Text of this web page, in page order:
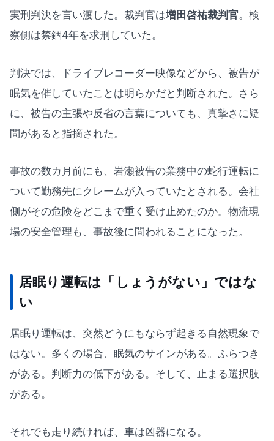
実刑判決を言い渡した。裁判官は増田啓祐裁判官。検
察側は禁錮4年を求刑していた。
判決では、ドライブレコーダー映像などから、被告が
眠気を催していたことは明らかだと判断された。さら
に、被告の主張や反省の言葉についても、真摯さに疑
問があると指摘された。
事故の数カ月前にも、岩瀬被告の業務中の蛇行運転に
ついて勤務先にクレームが入っていたとされる。会社
側がその危険をどこまで重く受け止めたのか。物流現
場の安全管理も、事故後に問われることになった。
居眠り運転は「しょうがない」ではな
い
居眠り運転は、突然どうにもならず起きる自然現象で
はない。多くの場合、眠気のサインがある。ふらつき
がある。判断力の低下がある。そして、止まる選択肢
がある。
それでも走り続ければ、車は凶器になる。